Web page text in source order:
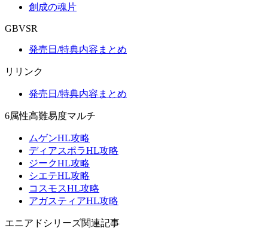
創成の魂片
GBVSR
発売日/特典内容まとめ
リリンク
発売日/特典内容まとめ
6属性高難易度マルチ
ムゲンHL攻略
ディアスポラHL攻略
ジークHL攻略
シエテHL攻略
コスモスHL攻略
アガスティアHL攻略
エニアドシリーズ関連記事